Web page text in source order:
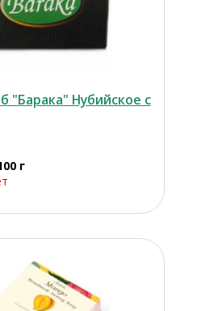
"Барака" Нубийское с
г